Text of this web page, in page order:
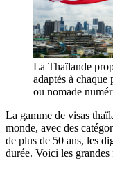
La Thaïlande
adaptés à
ou nomade
La gamme de visas
monde, avec des
de plus de 50 ans, les
durée. Voici les grandes